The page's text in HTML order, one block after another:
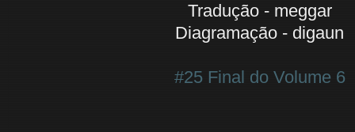
Tradução - meggar
Diagramação - digaun
#25 Final do Volume 6